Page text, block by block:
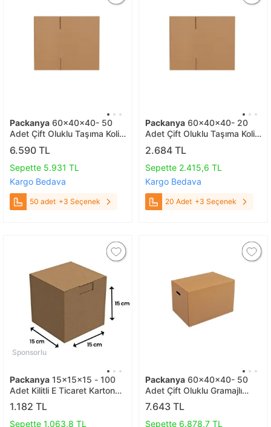
Packanya 60x40x40- 50
Adet Çift Oluklu Taşıma Kolisi
50 adet
6.590 TL
Sepette 5.931 TL
Kargo Bedava
50 adet +3 Seçenek
Packanya 60x40x40- 20
Adet Çift Oluklu Taşıma Kolisi
20 Adet
2.684 TL
Sepette 2.415,6 TL
Kargo Bedava
20 Adet +3 Seçenek
Sponsorlu
Packanya 15x15x15 - 100
Adet Kilitli E Ticaret Karton
Kargo Kutusu 100 Adet
1.182 TL
Sepette 1.063,8 TL
Packanya 60x40x40- 50
Adet Çift Oluklu Gramajlı
Koliler 50 adet
7.643 TL
Sepette 6.878,7 TL